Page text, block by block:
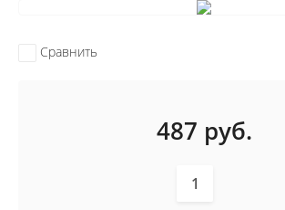
Сравнить
487 руб.